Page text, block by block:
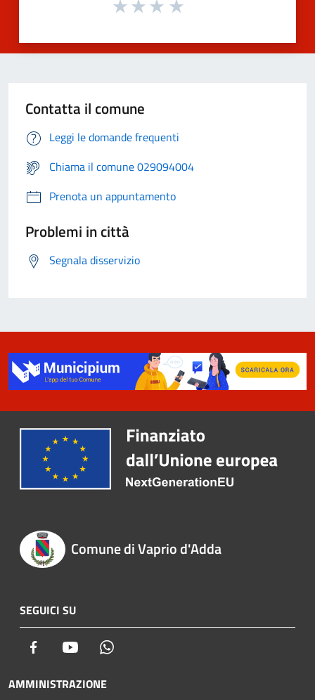
Contatta il comune
Leggi le domande frequenti
Chiama il comune 029094004
Prenota un appuntamento
Problemi in città
Segnala disservizio
Comune di Vaprio d'Adda
SEGUICI SU
Facebook Youtube
AMMINISTRAZIONE